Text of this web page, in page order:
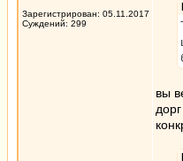
Зарегистрирован: 05.11.2017
Суждений: 299
вы